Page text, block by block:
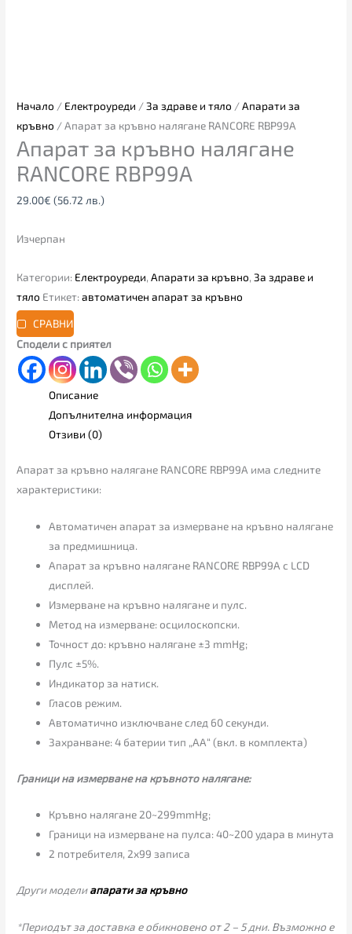
Начало / Електроуреди /За здраве и тяло /Апарати за
кръвно / Апарат за кръвно налягане RANCORE RBP99А
Апарат за кръвно налягане
RANCORE RBP99А
29.00€ (56.72 лв.)
Изчерпан
Категории: Електроуреди,Апарати за кръвно,За здраве и
тяло Етикет:автоматичен апарат за кръвно
СРАВНИ
Сподели с приятел
Описание
Допълнителна информация
Отзиви (0)
Апарат за кръвно налягане RANCORE RBP99А има следните
характеристики:
Автоматичен апарат за измерване на кръвно налягане
за предмишница.
Апарат за кръвно налягане RANCORE RBP99А с LCD
дисплей.
Измерване на кръвно налягане и пулс.
Метод на измерване: осцилоскопски.
Точност до: кръвно налягане ±3 mmHg;
Пулс ±5%.
Индикатор за натиск.
Гласов режим.
Автоматично изключване след 60 секунди.
Захранване: 4 батерии тип „АА“ (вкл. в комплекта)
Граници на измерване на кръвното налягане:
Кръвно налягане 20~299mmHg;
Граници на измерване на пулса: 40~200 удара в минута
2 потребителя, 2х99 записа
Други моделиапарати за кръвно
*Периодът за доставка е обикновено от 2 – 5 дни. Възможно е